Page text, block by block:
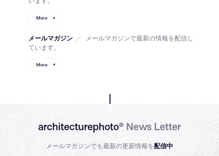
More
メールマガジン ／
メールマガジンで最新の情報を配信し
ています。
More
architecturephoto®News Letter
メールマガジンでも最新の更新情報を配信中